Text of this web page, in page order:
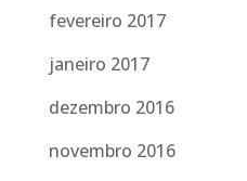
fevereiro 2017
janeiro 2017
dezembro 2016
novembro 2016